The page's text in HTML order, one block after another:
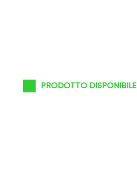
PRODOTTO DISPONIBILE